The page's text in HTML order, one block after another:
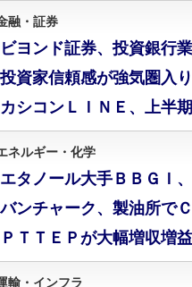
融・証券
ビヨンド証券、投資銀行
投資家信頼感が強気圏入
カシコンＬＩＮＥ、上半
ネルギー・化学
エタノール大手ＢＢＧＩ
バンチャーク、製油所で
ＰＴＴＥＰが大幅増収増
輸・インフラ